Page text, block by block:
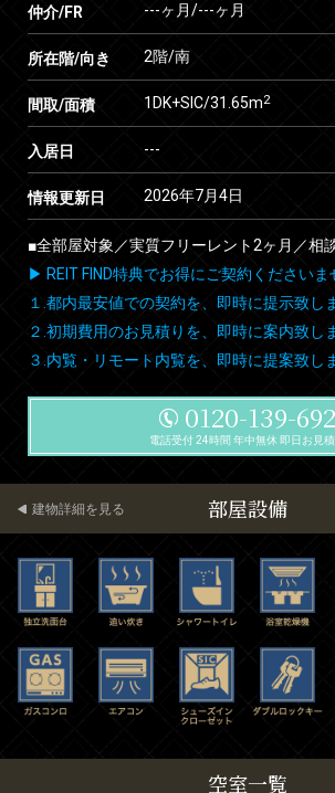
仲介/FR ---ヶ月/---ヶ月
所在階/向き 2階/南
間取/面積 1DK+SIC/31.65m2
入居日 ---
情報更新日 2026年7月4日
■全部屋対象／実質フリーレント2ヶ月／相
▶ REIT FIND特典でお得にご契約くださいま
１.都内最安値での契約を、即時に提示致し
２.初期費用のお見積りを、即時に案内致し
３.内覧・リモート内覧を、即時に提案致し
0120-139-692
電話受付 24時間 年中無休 即日お見積
部屋設備
建物詳細を見る
空室一覧